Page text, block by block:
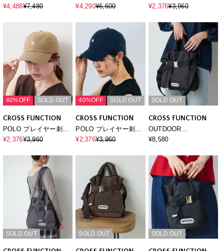
PRODUCTS (アウトド
¥4,488¥7,480
PRODUCTS (アウトド
ーントートバッグ
¥4,290¥6,600
キャップ
¥2,376¥3,960
40%OFF SOLD OUT
CROSS FUNCTION
POLO プレイヤー刺繍
キャップ
¥2,376¥3,960
40%OFF SOLD OUT
CROSS FUNCTION
POLO プレイヤー刺繍
キャップ
¥2,376¥3,960
SOLD OUT
CROSS FUNCTION
OUTDOOR
PRODUCTS(アウトド
ルトトートバッグS
¥8,580
SOLD OUT SOLD OUT SOLD OUT